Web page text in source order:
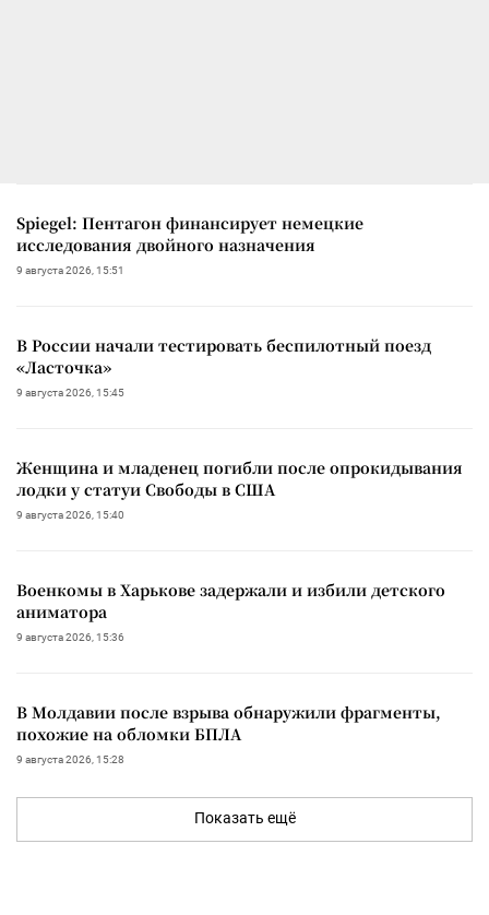
Spiegel: Пентагон финансирует немецкие
исследования двойного назначения
9 августа 2026, 15:51
В России начали тестировать беспилотный поезд
«Ласточка»
9 августа 2026, 15:45
Женщина и младенец погибли после опрокидывания
лодки у статуи Свободы в США
9 августа 2026, 15:40
Военкомы в Харькове задержали и избили детского
аниматора
9 августа 2026, 15:36
В Молдавии после взрыва обнаружили фрагменты,
похожие на обломки БПЛА
9 августа 2026, 15:28
Показать ещё